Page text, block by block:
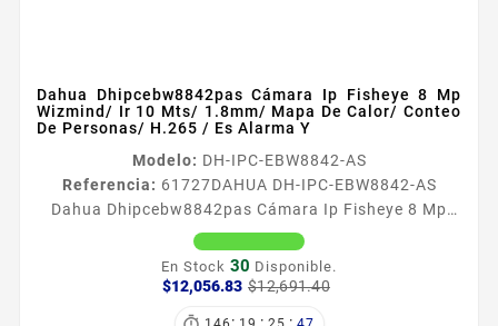
Dahua Dhipcebw8842pas Cámara Ip Fisheye 8 Mp
Wizmind/ Ir 10 Mts/ 1.8mm/ Mapa De Calor/ Conteo
De Personas/ H.265 / Es Alarma Y
Modelo: DH-IPC-EBW8842-AS
Referencia: 61727DAHUA DH-IPC-EBW8842-AS
Dahua Dhipcebw8842pas Cámara Ip Fisheye 8 Mp
Wizmind/ Ir 10 Mts/ 1.8mm/ Mapa De Calor/ Conteo
De Personas/ H.265 / Es Alarma Y Caracteristicas
Principales Sensor CMOS de 8 MP 117 Alta definición
En Stock 30 Disponible.
$12,056.83 $12,691.40